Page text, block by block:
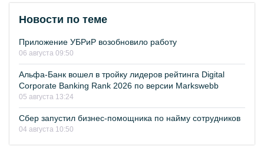
Новости по теме
Приложение УБРиР возобновило работу
06 августа 09:50
Альфа-Банк вошел в тройку лидеров рейтинга Digital
Corporate Banking Rank 2026 по версии Markswebb
05 августа 13:24
Сбер запустил бизнес-помощника по найму сотрудников
04 августа 10:50